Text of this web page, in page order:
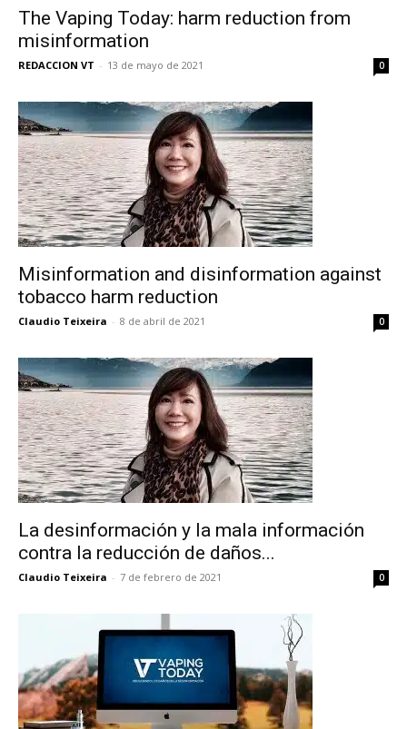
The Vaping Today: harm reduction from
misinformation
REDACCION VT - 13 de mayo de 2021 0
Misinformation and disinformation against
tobacco harm reduction
Claudio Teixeira - 8 de abril de 2021 0
La desinformación y la mala información
contra la reducción de daños...
Claudio Teixeira - 7 de febrero de 2021 0